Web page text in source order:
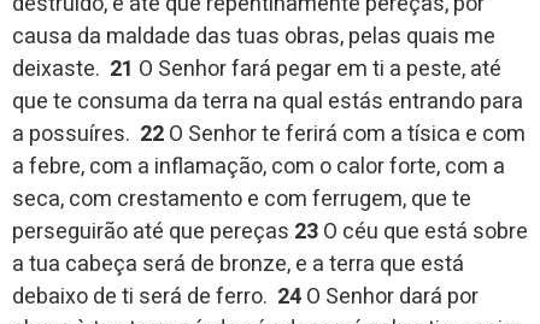
causa da maldade das tuas obras, pelas quais me
deixaste. 21 O Senhor fará pegar em ti a peste, até
que te consuma da terra na qual estás entrando para
a possuíres. 22O Senhor te ferirá com a tísica e com
a febre, com a inflamação, com o calor forte, com a
seca, com crestamento e com ferrugem, que te
perseguirão até que pereças 23O céu que está sobre
a tua cabeça será de bronze, e a terra que está
debaixo de ti será de ferro. 24O Senhor dará por